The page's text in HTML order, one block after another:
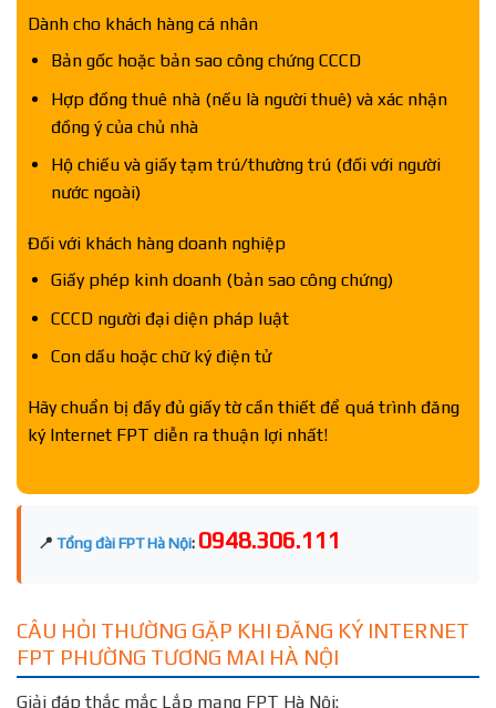
Dành cho khách hàng cá nhân
Bản gốc hoặc bản sao công chứng CCCD
Hợp đồng thuê nhà (nếu là người thuê) và xác nhận
đồng ý của chủ nhà
Hộ chiếu và giấy tạm trú/thường trú (đối với người
nước ngoài)
Đối với khách hàng doanh nghiệp
Giấy phép kinh doanh (bản sao công chứng)
CCCD người đại diện pháp luật
Con dấu hoặc chữ ký điện tử
Hãy chuẩn bị đầy đủ giấy tờ cần thiết để quá trình đăng
ký Internet FPT diễn ra thuận lợi nhất!
📍 Tổng đài FPT Hà Nội: 0948.306.111
CÂU HỎI THƯỜNG GẶP KHI ĐĂNG KÝ INTERNET
FPT PHƯỜNG TƯƠNG MAI HÀ NỘI
Giải đáp thắc mắc Lắp mạng FPT Hà Nội: